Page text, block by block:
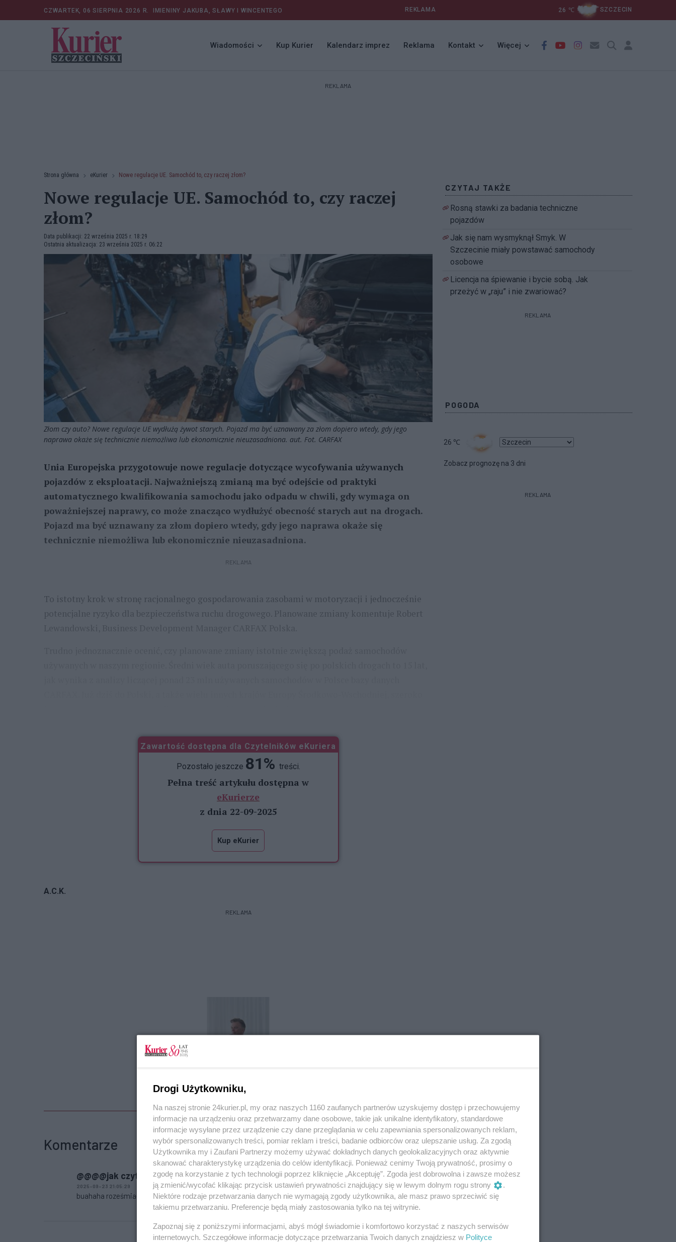
CZWARTEK, 06 SIERPNIA 2026 R. IMIENINY JAKUBA, SŁAWY I WINCENTEGO REKLAMA 26 ℃ SZCZECIN
Wiadomości Kup Kurier Kalendarz imprez Reklama Kontakt Więcej
REKLAMA
Strona główna eKurier Nowe regulacje UE. Samochód to, czy raczej złom?
Nowe regulacje UE. Samochód to, czy raczej
złom?
Data publikacji: 22 września 2025 r. 18:29
Ostatnia aktualizacja: 23 września 2025 r. 06:22
Złom czy auto? Nowe regulacje UE wydłużą żywot starych. Pojazd ma być uznawany za złom dopiero wtedy, gdy jego
naprawa okaże się technicznie niemożliwa lub ekonomicznie nieuzasadniona. aut. Fot. CARFAX
Unia Europejska przygotowuje nowe regulacje dotyczące wycofywania używanych
pojazdów z eksploatacji. Najważniejszą zmianą ma być odejście od praktyki
automatycznego kwalifikowania samochodu jako odpadu w chwili, gdy wymaga on
poważniejszej naprawy, co może znacząco wydłużyć obecność starych aut na drogach.
Pojazd ma być uznawany za złom dopiero wtedy, gdy jego naprawa okaże się
technicznie niemożliwa lub ekonomicznie nieuzasadniona.
REKLAMA
To istotny krok w stronę racjonalnego gospodarowania zasobami w motoryzacji i jednocześnie
potencjalne ryzyko dla bezpieczeństwa ruchu drogowego. Planowane zmiany komentuje Robert
Zawartość dostępna dla Czytelników eKuriera
Pozostało jeszcze 81% treści.
Pełna treść artykułu dostępna w
eKurierze
z dnia 22-09-2025
Kup eKurier
A.C.K.
REKLAMA
Komentarze
@@@@jak czytam
2025-09-23 21:05:29
buahaha roześmiałem się, argumentacja na poziomie lokalnego dodatku gazety wyborczej...
Aby odpowiedzieć na komentarz, musisz być zalogowany.
CZYTAJ TAKŻE
Rosną stawki za badania techniczne
pojazdów
Jak się nam wysmyknął Smyk. W
Szczecinie miały powstawać samochody
osobowe
Licencja na śpiewanie i bycie sobą. Jak
przeżyć w „raju” i nie zwariować?
REKLAMA
POGODA
26 ℃
Zobacz prognozę na 3 dni
REKLAMA
Drogi Użytkowniku,
Na naszej stronie 24kurier.pl, my oraz naszych 1160 zaufanych partnerów uzyskujemy dostęp i przechowujemy
informacje na urządzeniu oraz przetwarzamy dane osobowe, takie jak unikalne identyfikatory, standardowe
informacje wysyłane przez urządzenie czy dane przeglądania w celu zapewniania spersonalizowanych reklam,
wybór spersonalizowanych treści, pomiar reklam i treści, badanie odbiorców oraz ulepszanie usług. Za zgodą
Użytkownika my i Zaufani Partnerzy możemy używać dokładnych danych geolokalizacyjnych oraz aktywnie
skanować charakterystykę urządzenia do celów identyfikacji. Ponieważ cenimy Twoją prywatność, prosimy o
zgodę na korzystanie z tych technologii poprzez kliknięcie „Akceptuję”. Zgoda jest dobrowolna i zawsze możesz
ją zmienić/wycofać klikając przycisk ustawień prywatności znajdujący się w lewym dolnym rogu strony
.
Niektóre rodzaje przetwarzania danych nie wymagają zgody użytkownika, ale masz prawo sprzeciwić się
takiemu przetwarzaniu. Preferencje będą miały zastosowania tylko na tej witrynie.
Zapoznaj się z poniższymi informacjami, abyś mógł świadomie i komfortowo korzystać z naszych serwisów
internetowych. Szczegółowe informacje dotyczące przetwarzania Twoich danych znajdziesz w Polityce